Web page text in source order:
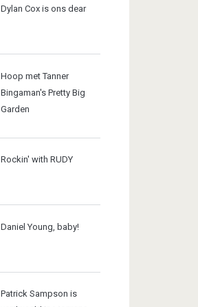
Dylan Cox is ons dear
Hoop met Tanner
Bingaman's Pretty Big
Garden
Rockin' with RUDY
Daniel Young, baby!
Patrick Sampson is